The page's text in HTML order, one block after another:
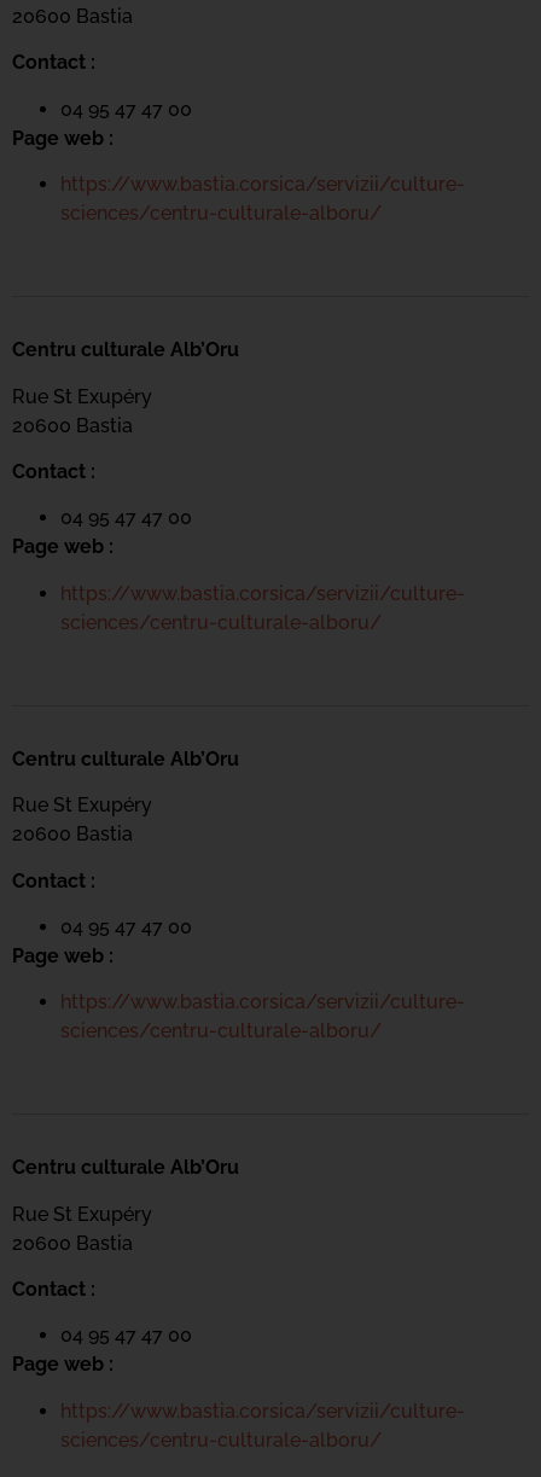
20600 Bastia
Contact :
04 95 47 47 00
Page web :
https://www.bastia.corsica/servizii/culture-
sciences/centru-culturale-alboru/
Centru culturale Alb’Oru
Rue St Exupéry
20600 Bastia
Contact :
04 95 47 47 00
Page web :
https://www.bastia.corsica/servizii/culture-
sciences/centru-culturale-alboru/
Centru culturale Alb’Oru
Rue St Exupéry
20600 Bastia
Contact :
04 95 47 47 00
Page web :
https://www.bastia.corsica/servizii/culture-
sciences/centru-culturale-alboru/
Centru culturale Alb’Oru
Rue St Exupéry
20600 Bastia
Contact :
04 95 47 47 00
Page web :
https://www.bastia.corsica/servizii/culture-
sciences/centru-culturale-alboru/